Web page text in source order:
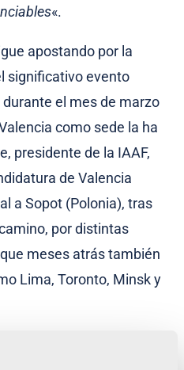
«.
apostando por la
significativo evento
el mes de marzo
como sede la ha
presidente de la IAAF,
de Valencia
a Sopot (Polonia), tras
por distintas
meses atrás también
Lima, Toronto, Minsk y
acordarse de «